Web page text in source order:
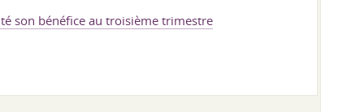
son bénéfice au troisième trimestre